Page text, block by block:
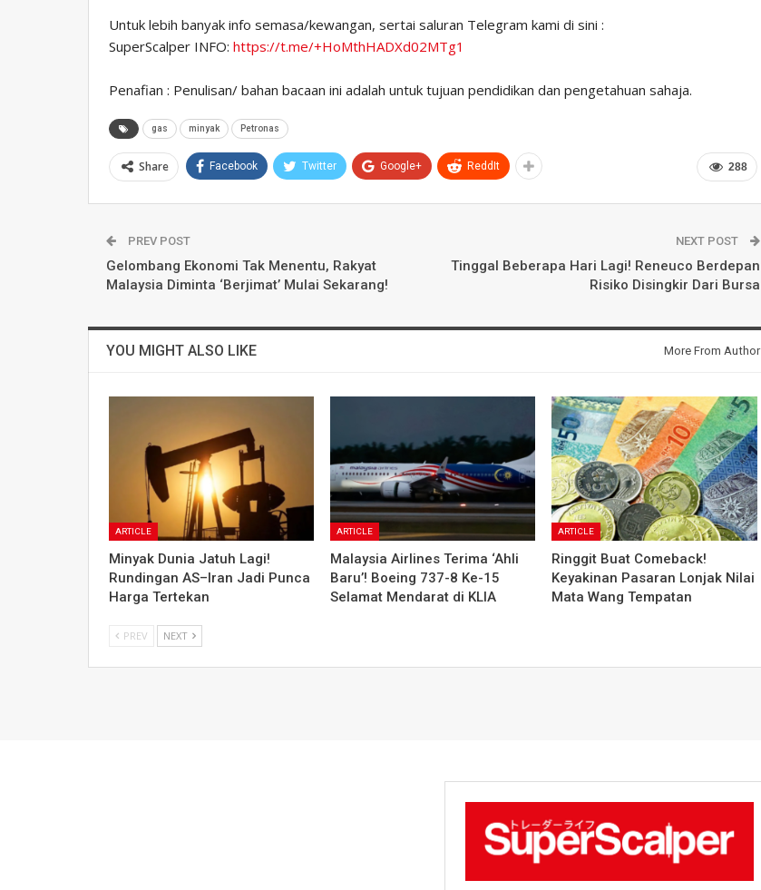
Untuk lebih banyak info semasa/kewangan, sertai saluran Telegram kami di sini :
SuperScalper INFO: https://t.me/+HoMthHADXd02MTg1
Penafian : Penulisan/ bahan bacaan ini adalah untuk tujuan pendidikan dan pengetahuan sahaja.
gas minyak Petronas
288
Share Facebook Twitter Google+ ReddIt
PREV POST
Gelombang Ekonomi Tak Menentu, Rakyat
Malaysia Diminta ‘Berjimat’ Mulai Sekarang!
NEXT POST
Tinggal Beberapa Hari Lagi! Reneuco Berdepan
Risiko Disingkir Dari Bursa
YOU MIGHT ALSO LIKE More From Author
ARTICLE
Minyak Dunia Jatuh Lagi!
Rundingan AS–Iran Jadi Punca
Harga Tertekan
ARTICLE
Malaysia Airlines Terima ‘Ahli
Baru’! Boeing 737-8 Ke-15
Selamat Mendarat di KLIA
ARTICLE
Ringgit Buat Comeback!
Keyakinan Pasaran Lonjak Nilai
Mata Wang Tempatan
PREV NEXT